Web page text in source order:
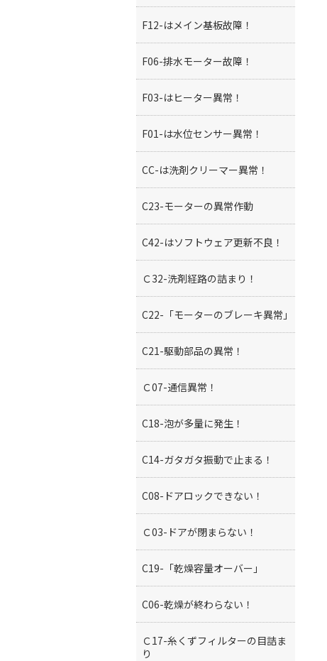
F12-はメイン基板故障！
F06-排水モーター故障！
F03-はヒーター異常！
F01-は水位センサー異常！
CC-は洗剤クリーマー異常！
C23-モーターの異常作動
C42-はソフトウェア更新不良！
Ｃ32-洗剤経路の詰まり！
C22-「モーターのブレーキ異常」
C21-駆動部品の異常！
Ｃ07-通信異常！
C18-泡が多量に発生！
C14-ガタガタ振動で止まる！
C08-ドアロックできない！
Ｃ03-ドアが閉まらない！
C19-「乾燥容量オーバー」
C06-乾燥が終わらない！
Ｃ17-糸くずフィルターの目詰ま
り